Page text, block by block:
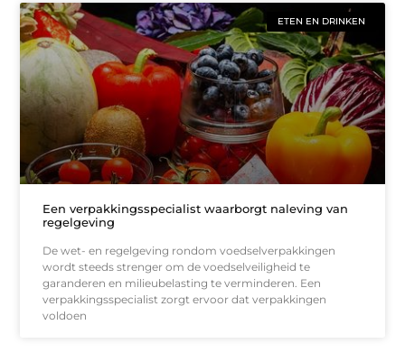
ETEN EN DRINKEN
Een verpakkingsspecialist waarborgt naleving van
regelgeving
De wet- en regelgeving rondom voedselverpakkingen
wordt steeds strenger om de voedselveiligheid te
garanderen en milieubelasting te verminderen. Een
verpakkingsspecialist zorgt ervoor dat verpakkingen
voldoen